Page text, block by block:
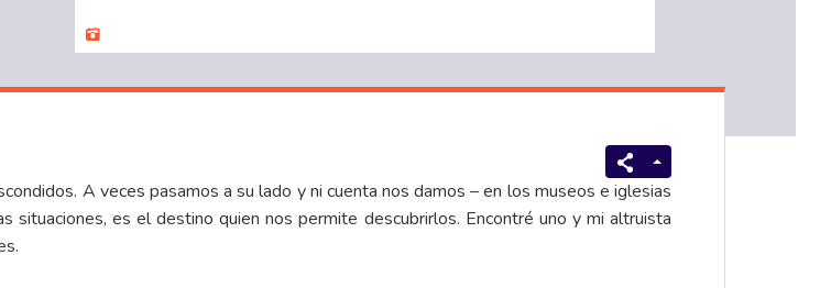
A veces pasamos a su lado y ni cuenta nos damos – en los museos e iglesias
situaciones, es el destino quien nos permite descubrirlos. Encontré uno y mi altruista